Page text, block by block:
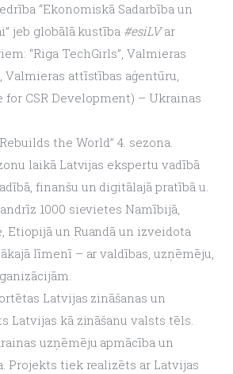
“Ekonomiskā Sadarbība un
jeb globālā kustība #esiLV ar
“Riga TechGirls”, Valmieras
Valmieras attīstības aģentūru,
for CSR Development) – Ukrainas
the World” 4. sezona.
laikā Latvijas ekspertu vadībā
finanšu un digitālajā pratībā u.
1000 sievietes Namībijā,
Etiopijā un Ruandā un izveidota
līmenī – ar valdības, uzņēmēju,
Latvijas zināšanas un
Latvijas kā zināšanu valsts tēls.
uzņēmēju apmācība un
Projekts tiek realizēts ar Latvijas